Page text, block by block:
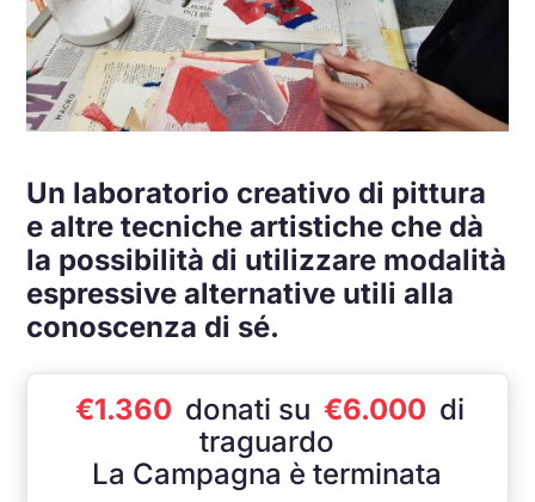
Un laboratorio creativo di pittura
e altre tecniche artistiche che dà
la possibilità di utilizzare modalità
espressive alternative utili alla
conoscenza di sé.
€1.360 donati su €6.000 di
traguardo
La Campagna è terminata